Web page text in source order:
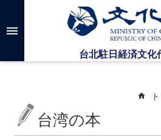
メインのコンテンツブロックにジ
高
検
台
台湾の本